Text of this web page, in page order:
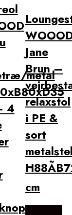
metal
4
Jane
Brun –
relaxstol
i PE &
sort
cm